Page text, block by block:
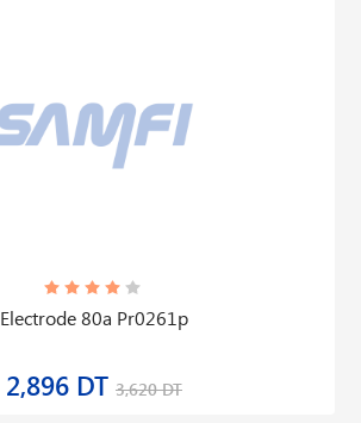
Electrode 80a Pr0261p
2,896 DT 3,620 DT